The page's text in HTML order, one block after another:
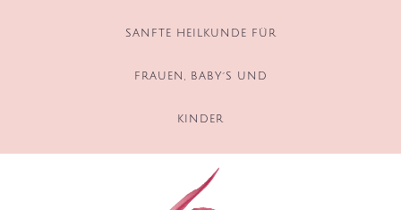
SANFTE HEILKUNDE FÜR
FRAUEN, BABY´S UND
KINDER